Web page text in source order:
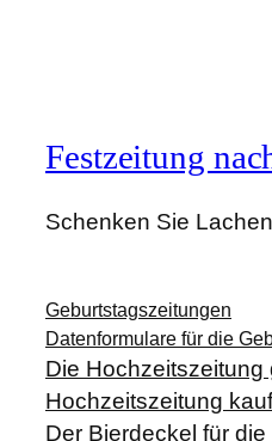
Festzeitung
Schenken Sie
Geburtstagszeitungen
Datenformulare für die
Die Hochzeitszeitung
Hochzeitszeitung
Der Bierdeckel für